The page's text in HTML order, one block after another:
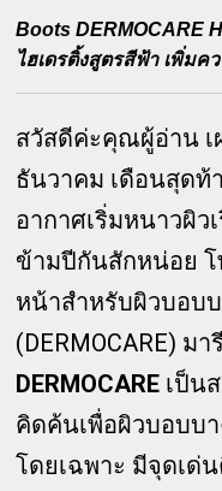
Boots DERMOCARE
ไฮเดรติ้งสูตรสีฟ้า เพิ่มค
สวัสดีค่ะคุณผู้อ่าน เ
ธันวาคม เดือนสุดท้
อากาศเริ่มหนาวผิว
ข้ามปีกันสักหน่อย
หน้าสำหรับผิวบอบ
(DERMOCARE) ม
DERMOCARE เป็น
คิดค้นเพื่อผิวบอบบา
โดยเฉพาะ มีจุดเด่